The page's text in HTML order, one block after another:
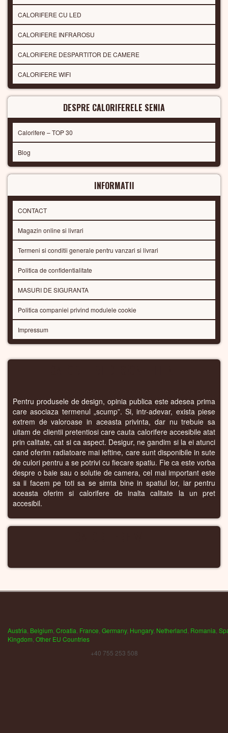
CALORIFERE CU LED
CALORIFERE INFRAROSU
CALORIFERE DESPARTITOR DE CAMERE
CALORIFERE WIFI
DESPRE CALORIFERELE SENIA
Calorifere – TOP 30
Blog
INFORMATII
CONTACT
Magazin online si livrari
Termeni si conditii generale pentru vanzari si livrari
Politica de confidentialitate
MASURI DE SIGURANTA
Politica companiei privind modulele cookie
Impressum
Pentru produsele de design, opinia publica este adesea prima
care asociaza termenul „scump”. Si, intr-adevar, exista piese
extrem de valoroase in aceasta privinta, dar nu trebuie sa
uitam de clientii pretentiosi care cauta calorifere accesibile atat
prin calitate, cat si ca aspect. Desigur, ne gandim si la ei atunci
cand oferim radiatoare mai ieftine, care sunt disponibile in sute
de culori pentru a se potrivi cu fiecare spatiu. Fie ca este vorba
despre o baie sau o solutie de camera, cel mai important este
sa ii facem pe toti sa se simta bine in spatiul lor, iar pentru
aceasta oferim si calorifere de inalta calitate la un pret
accesibil.
Austria Belgium Croatia France Germany, Hungary, Netherland Romania
Kingdom Other EU Countries
+40 755 253 508